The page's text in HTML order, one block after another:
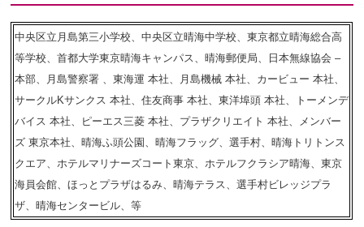
中央区立月島第三小学校、中央区立晴海中学校、東京都立晴海総合高
等学校、首都大学東京晴海キャンパス、晴海郵便局、日本無線協会 –
本部、月島警察署 、東海運 本社、月島機械 本社、カービュー 本社、
サークルKサンクス 本社、住友商事 本社、東洋埠頭 本社、トーメンデ
バイス 本社、ピーエス三菱 本社、プラザクリエイト 本社、メンバー
ズ 東京本社、晴海ふ頭公園、晴海フラッグ、選手村、晴海トリトンス
クエア、ホテルマリナーズコート東京、ホテルフクラシア晴海、東京
海員会館、ほっとプラザはるみ、晴海テラス、選手村ビレッジプラ
ザ、晴海センタービル、等